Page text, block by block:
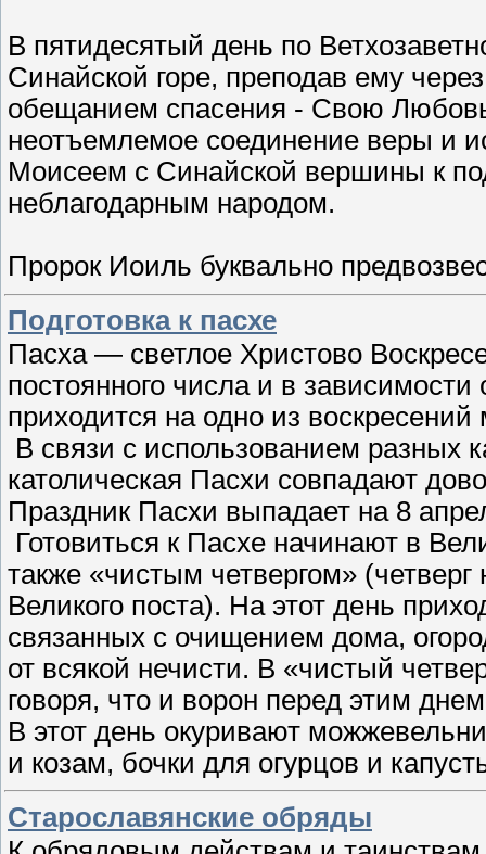
В пятидесятый день по
Синайской горе, преподав ему
обещанием спасения - Свою
неотъемлемое соединение веры и
Моисеем с Синайской вершины к
неблагодарным народом.
Пророк Иоиль буквально
Подготовка к пасхе
Пасха — светлое Христово
постоянного числа и в зависимости
приходится на одно из
В связи с использованием разных
католическая Пасхи совпадают
Праздник Пасхи выпадает на 8
Готовиться к Пасхе начинают в
также «чистым четвергом»
Великого поста). На этот день
связанных с очищением дома,
от всякой нечисти. В «чистый
говоря, что и ворон перед этим
В этот день окуривают
и козам, бочки для огурцов и
Старославянские обряды